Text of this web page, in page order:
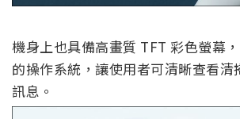
機身上也具備高畫質 TFT 彩色螢幕
的操作系統，讓使用者可清晰查看清
訊息。